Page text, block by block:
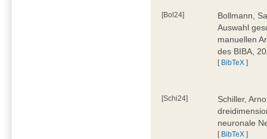
[Bol24]
Bollmann,
Auswahl
manuellen
des BIBA,
[ BibTeX ]
[Schi24]
Schiller,
neuronale
[ BibTeX ]